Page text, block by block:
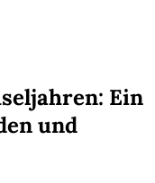
Ein
und